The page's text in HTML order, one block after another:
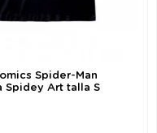
Spider-Man
Spidey Art talla S